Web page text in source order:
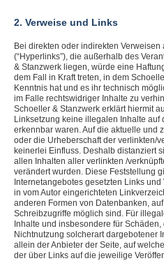
2. Verweise und Links
Bei direkten oder indirekten Verweisen
(“Hyperlinks”), die außerhalb des
& Stanzwerk liegen, würde eine
dem Fall in Kraft treten, in dem
Kenntnis hat und es ihr technisch
im Falle rechtswidriger Inhalte zu
Schoeller & Stanzwerk erklärt hiermit
Linksetzung keine illegalen Inhalte auf
erkennbar waren. Auf die aktuelle und
oder die Urheberschaft der verlinkten/
keinerlei Einfluss. Deshalb distanziert
allen Inhalten aller verlinkten /
verändert wurden. Diese Feststellung
Internetangebotes gesetzten Links
in vom Autor eingerichteten
anderen Formen von Datenbanken,
Schreibzugriffe möglich sind. Für
Inhalte und insbesondere für
Nichtnutzung solcherart dargebotener
allein der Anbieter der Seite, auf
der über Links auf die jeweilige